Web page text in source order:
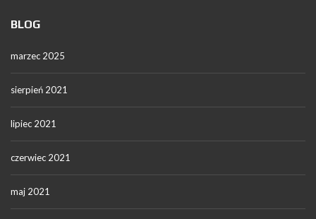
BLOG
marzec 2025
sierpień 2021
lipiec 2021
czerwiec 2021
maj 2021